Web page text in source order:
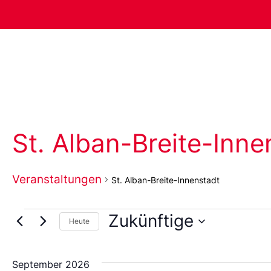
St. Alban-Breite-
Veranstaltungen St. Alban-Breite-Innenstadt
Heute Zukünftige
das
September 2026